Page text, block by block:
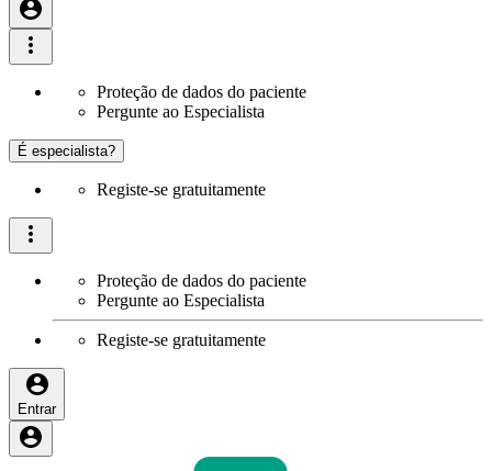
Proteção de dados do paciente
Pergunte ao Especialista
É especialista?
Registe-se gratuitamente
Proteção de dados do paciente
Pergunte ao Especialista
Registe-se gratuitamente
Entrar